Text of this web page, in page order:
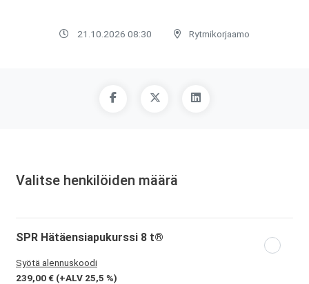
21.10.2026 08:30 Rytmikorjaamo
Valitse henkilöiden määrä
SPR Hätäensiapukurssi 8 t®
Syötä alennuskoodi
239,00 € (+ALV 25,5 %)